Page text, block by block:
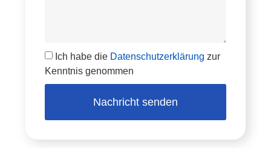
Ich habe die Datenschutzerklärung zur
Kenntnis genommen
Nachricht senden